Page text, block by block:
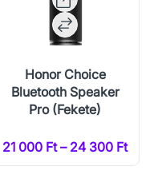
Honor Choice
Bluetooth Speaker
Pro (Fekete)
21 000 Ft – 24 300 Ft